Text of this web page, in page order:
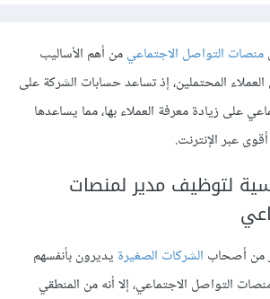
منصات التواصل الاجتماعيمن أهم الأساليب
المحتملين، إذ تساعد حسابات الشركة على
على زيادة معرفة العملاء بها، مما يساعدها
أقوى عبر الإنترنت.
لتوظيف مدير لمنصات
من أصحاب الشركات الصغيرة يديرون بأنفسهم
التواصل الاجتماعي، إلا أنه من المنطقي